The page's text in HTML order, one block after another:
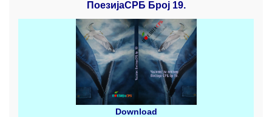
ПоезијаСРБ Број 19.
Download